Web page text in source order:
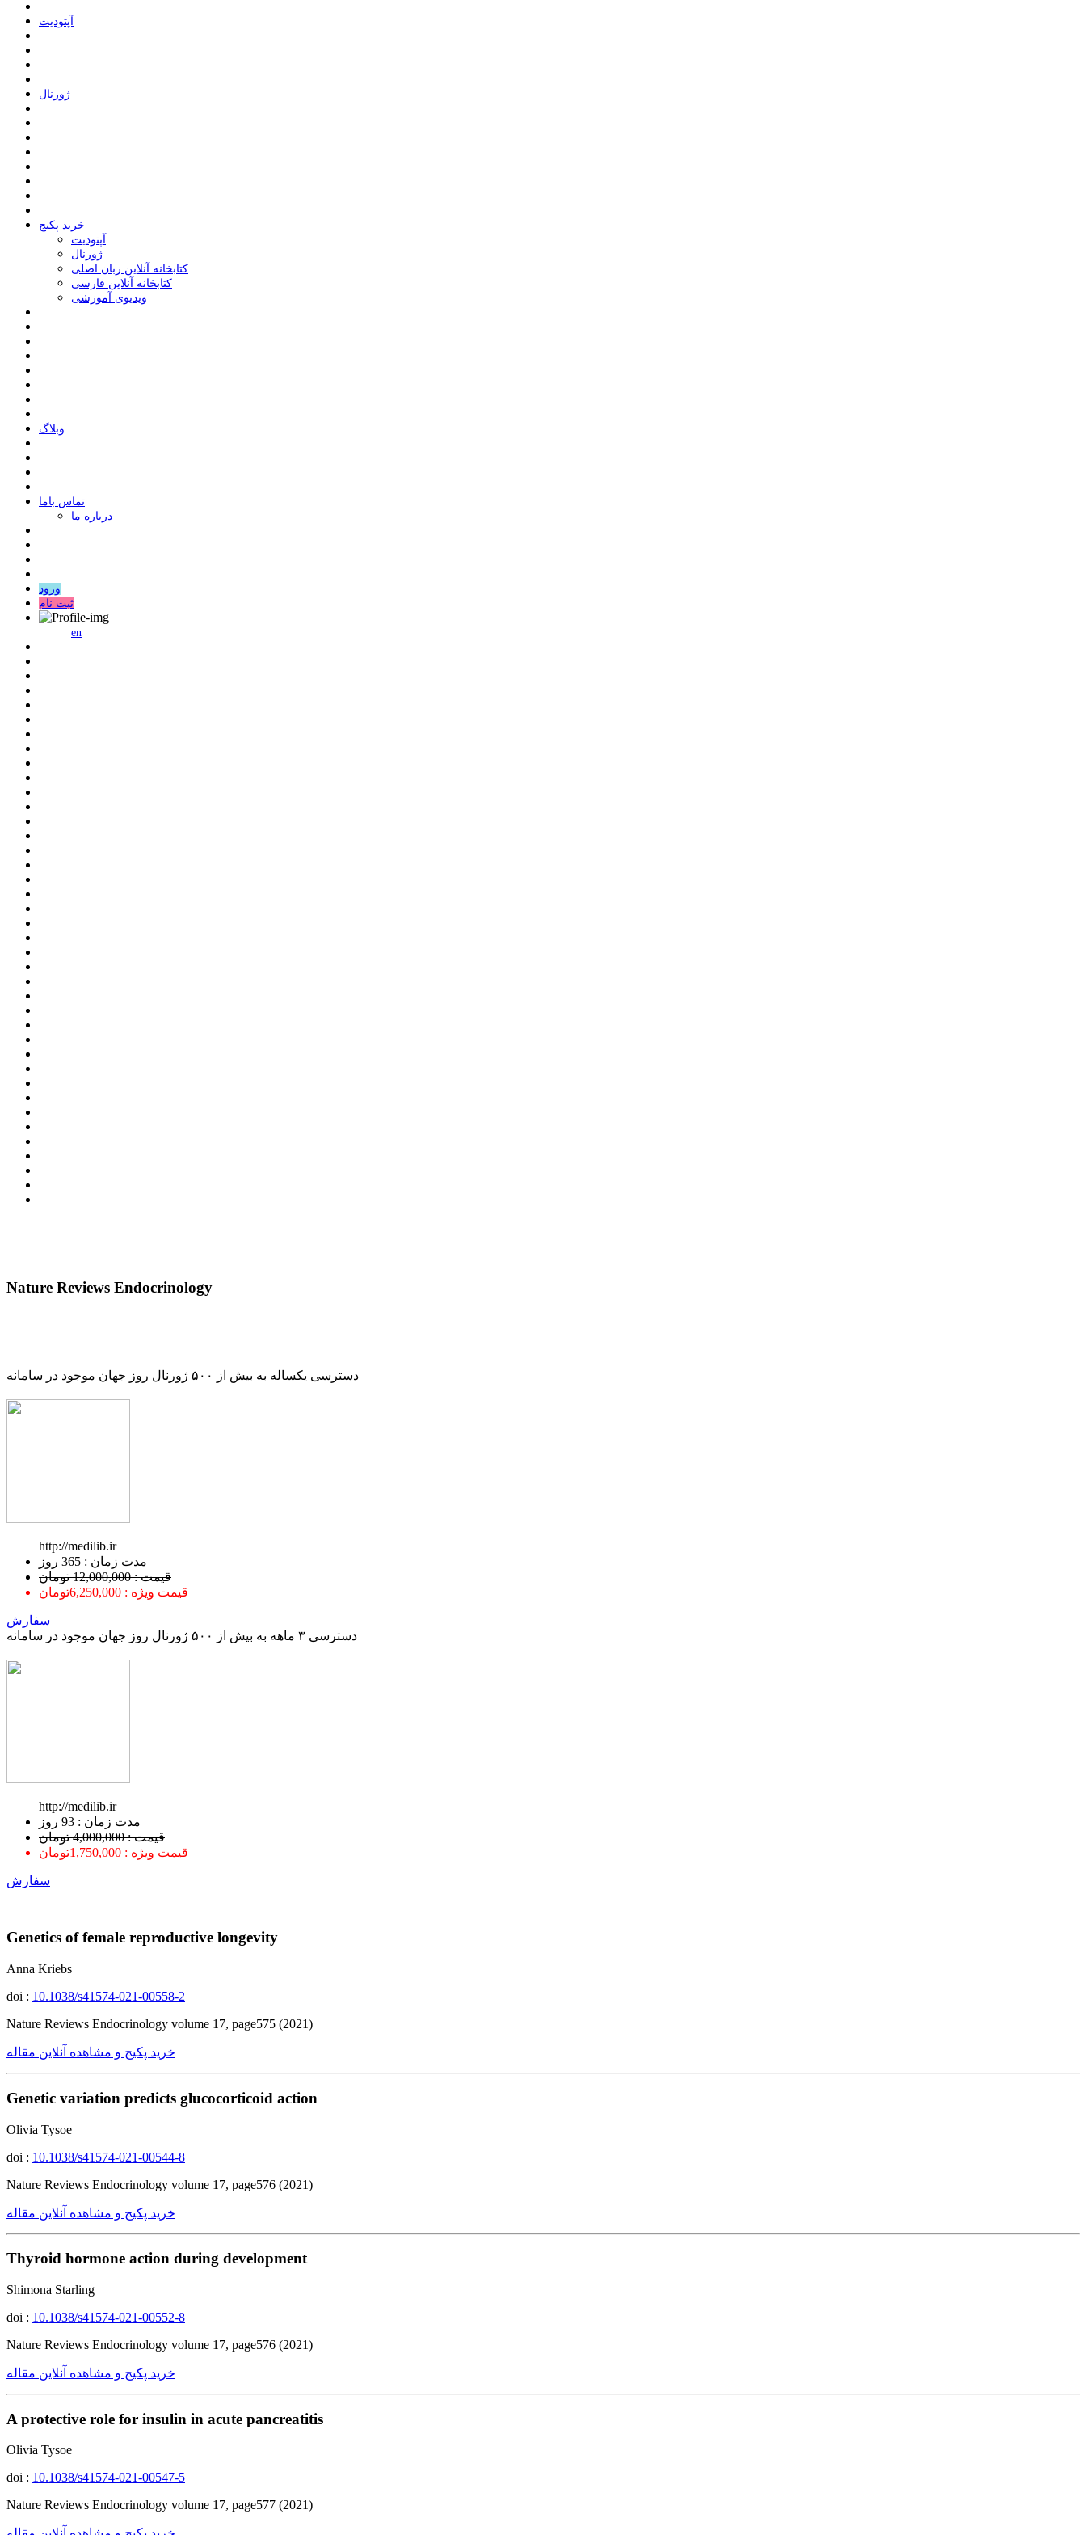
ﺁﭘﺘﻮﺩﯾﺖ
ﮊﻭﺭﻧﺎﻝ
خرید پکیج
ﺁﭘﺘﻮﺩﯾﺖ
ﮊﻭﺭﻧﺎﻝ
کتابخانه آنلاین زبان اصلی
کتابخانه آنلاین فارسی
ویدیوی آموزشی
وبلاگ
ﺗﻤﺎﺱ ﺑﺎﻣﺎ
درباره ما
ورود
ثبت نام
en
Nature Reviews Endocrinology
دسترسی یکساله به بیش از ۵۰۰ ژورنال روز جهان موجود در سامانه
http://medilib.ir
ﻣﺪﺕ ﺯﻣﺎﻥ : 365 ﺭﻭﺯ
قیمت : 12,000,000 تومان
قیمت ویژه : 6,250,000تومان
سفارش
دسترسی ۳ ماهه به بیش از ۵۰۰ ژورنال روز جهان موجود در سامانه
http://medilib.ir
ﻣﺪﺕ ﺯﻣﺎﻥ : 93 ﺭﻭﺯ
قیمت : 4,000,000 تومان
قیمت ویژه : 1,750,000تومان
سفارش
Genetics of female reproductive longevity
Anna Kriebs
doi : 10.1038/s41574-021-00558-2
Nature Reviews Endocrinology volume 17, page575 (2021)
خرید پکیج و مشاهده آنلاین مقاله
Genetic variation predicts glucocorticoid action
Olivia Tysoe
doi : 10.1038/s41574-021-00544-8
Nature Reviews Endocrinology volume 17, page576 (2021)
خرید پکیج و مشاهده آنلاین مقاله
Thyroid hormone action during development
Shimona Starling
doi : 10.1038/s41574-021-00552-8
Nature Reviews Endocrinology volume 17, page576 (2021)
خرید پکیج و مشاهده آنلاین مقاله
A protective role for insulin in acute pancreatitis
Olivia Tysoe
doi : 10.1038/s41574-021-00547-5
Nature Reviews Endocrinology volume 17, page577 (2021)